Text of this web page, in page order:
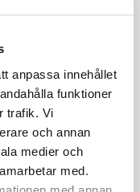
anpassa innehållet
funktioner
trafik. Vi
och annan
medier och
med.
BUY